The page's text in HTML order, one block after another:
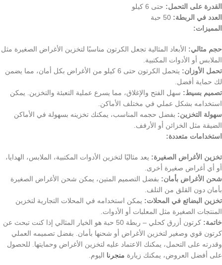
القدرة على التحمل: حتى 6 كيلو
العدد في الربطة:
المميزات:
حجم مثالي: الأبعاد المثالية تجعل الكرتون مناسبًا لتخزين الأغراض الصغيرة مثل
الملابس أو الأدوات المكتبية.
تحمل الأوزان:
يتحمل الكرتون حتى 6 كيلو من الأغراض بكل أمان، مما يضمن
لك حماية أفضل.
تصميم بسيط: سهل الفتح والإغلاق، مما يسرع عملية التعبئة والتخزين. يمكن
استخدامه بشكل عملي في مختلف الأماكن.
سهولة التخزين: بفضل حجمه المناسب، يمكنك تخزينه بسهولة في الأماكن
الضيقة مثل الخزائن أو الأرفف.
استخدامات متعددة:
تخزين الأغراض الصغيرة: يعد مثاليًا لتخزين الأدوات المكتبية، الملابس، الهدايا،
أو أي أغراض صغيرة أخرى.
شحن الأغراض بأمان: بفضل التصميم المتين، يمكن شحن الأغراض الصغيرة
بأمان دون القلق من التلف.
تخزين البضائع في المحلات: يمكن استخدامه في المحلات التجارية لتخزين
المنتجات الصغيرة مثل المعلبات أو الأدوات.
خاتمة:
كرتون أزرق كحلي – ربطة 50 حبة هو الخيار المثالي إذا كنت تبحث عن
كرتون قوي وصغير لتخزين الأغراض أو شحنها بأمان. بفضل تصميمه العملي
وقدرته على التحمل، يمكنك الاعتماد عليه لتخزين الأغراض وحمايتها. للحصول
على أفضل العروض، يمكنك زيارة متجرنا اليوم.